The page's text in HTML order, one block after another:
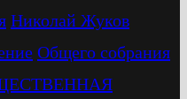
Николай Жуков
Общего собрания